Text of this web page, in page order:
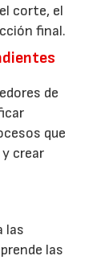
corte, el
final.
de
que
crear
las
las